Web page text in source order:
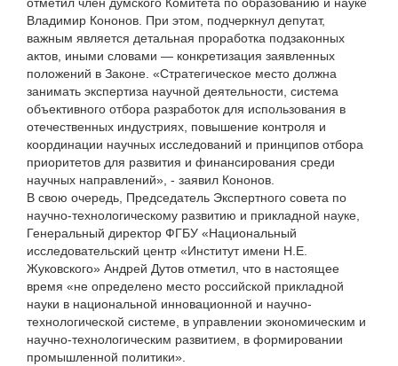
отметил член думского Комитета по образованию и науке
Владимир Кононов. При этом, подчеркнул депутат,
важным является детальная проработка подзаконных
актов, иными словами — конкретизация заявленных
положений в Законе. «Стратегическое место должна
занимать экспертиза научной деятельности, система
объективного отбора разработок для использования в
отечественных индустриях, повышение контроля и
координации научных исследований и принципов отбора
приоритетов для развития и финансирования среди
научных направлений», - заявил Кононов.
В свою очередь, Председатель Экспертного совета по
научно-технологическому развитию и прикладной науке,
Генеральный директор ФГБУ «Национальный
исследовательский центр «Институт имени Н.Е.
Жуковского» Андрей Дутов отметил, что в настоящее
время «не определено место российской прикладной
науки в национальной инновационной и научно-
технологической системе, в управлении экономическим и
научно-технологическим развитием, в формировании
промышленной политики».